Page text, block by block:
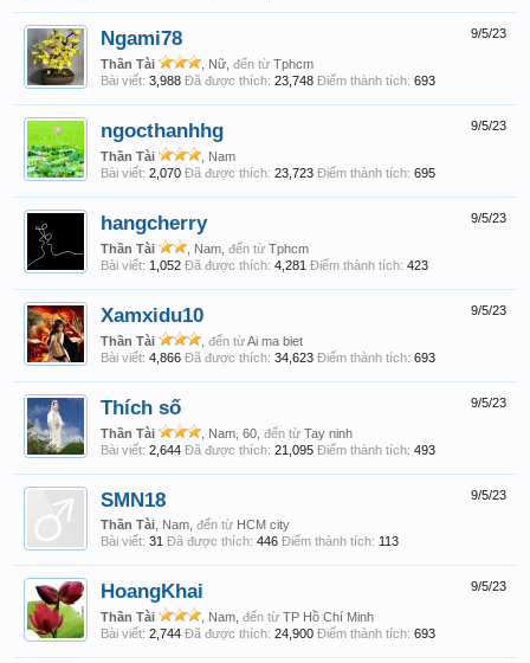
9/5/23
Ngami78
Thần Tài , Nữ, đến từ Tphcm
Bài viết: 3,988 Đã được thích: 23,748 Điểm thành tích: 693
9/5/23
ngocthanhhg
Thần Tài
, Nam
Bài viết: 2,070 Đã được thích: 23,723 Điểm thành tích: 695
9/5/23
hangcherry
Thần Tài , Nam, đến từ Tphcm
Bài viết: 1,052 Đã được thích: 4,281 Điểm thành tích: 423
9/5/23
Xamxidu10
Thần Tài đến từAi ma biet
Bài viết: 4,866 Đã được thích: 34,623 Điểm thành tích: 693
9/5/23
Thích số
Thần Tài , Nam, 60, đến từ Tay ninh
Bài viết: 2,644 Đã được thích: 21,095 Điểm thành tích: 493
9/5/23
SMN18
Thần Tài , Nam, đến từ HCM city
Bài viết: 31 Đã được thích: 446 Điểm thành tích: 113
9/5/23
HoangKhai
Thần Tài , Nam, đến từ TP Hồ Chí Minh
Bài viết: 2,744 Đã được thích: 24,900 Điểm thành tích: 693